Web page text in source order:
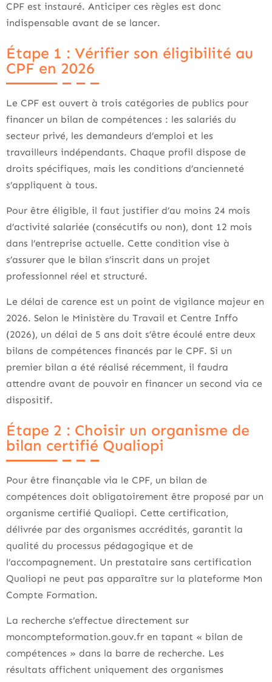
CPF est instauré. Anticiper ces règles est donc
indispensable avant de se lancer.
Étape 1 : Vérifier son éligibilité au
CPF en 2026
Le CPF est ouvert à trois catégories de publics pour
financer un bilan de compétences : les salariés du
secteur privé, les demandeurs d’emploi et les
travailleurs indépendants. Chaque profil dispose de
droits spécifiques, mais les conditions d’ancienneté
s’appliquent à tous.
Pour être éligible, il faut justifier d’au moins 24 mois
d’activité salariée (consécutifs ou non), dont 12 mois
dans l’entreprise actuelle. Cette condition vise à
s’assurer que le bilan s’inscrit dans un projet
professionnel réel et structuré.
Le délai de carence est un point de vigilance majeur en
2026. Selon le Ministère du Travail et Centre Inffo
(2026), un délai de 5 ans doit s’être écoulé entre deux
bilans de compétences financés par le CPF. Si un
premier bilan a été réalisé récemment, il faudra
attendre avant de pouvoir en financer un second via ce
dispositif.
Étape 2 : Choisir un organisme de
bilan certifié Qualiopi
Pour être finançable via le CPF, un bilan de
compétences doit obligatoirement être proposé par un
organisme certifié Qualiopi. Cette certification,
délivrée par des organismes accrédités, garantit la
qualité du processus pédagogique et de
l’accompagnement. Un prestataire sans certification
Qualiopi ne peut pas apparaître sur la plateforme Mon
Compte Formation.
La recherche s’effectue directement sur
moncompteformation.gouv.fr en tapant « bilan de
compétences » dans la barre de recherche. Les
résultats affichent uniquement des organismes